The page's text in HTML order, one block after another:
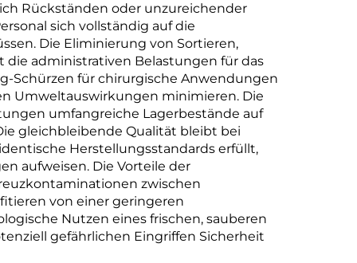
Rückständen oder unzureichender
sich vollständig auf die
Die Eliminierung von Sortieren,
administrativen Belastungen für das
Schürzen für chirurgische Anwendungen
Umweltauswirkungen minimieren. Die
umfangreiche Lagerbestände auf
gleichbleibende Qualität bleibt bei
Herstellungsstandards erfüllt,
aufweisen. Die Vorteile der
zwischen
von einer geringeren
Nutzen eines frischen, sauberen
gefährlichen Eingriffen Sicherheit